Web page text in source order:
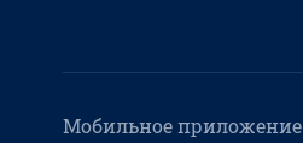
Мобильное приложение